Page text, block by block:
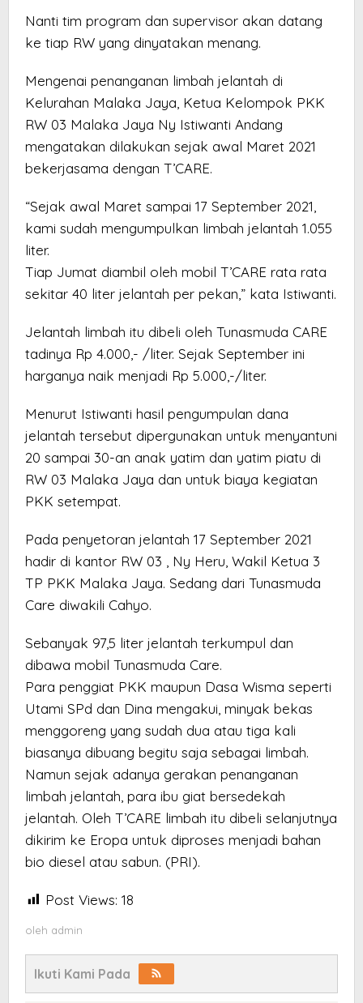
Nanti tim program dan supervisor akan datang
ke tiap RW yang dinyatakan menang.
Mengenai penanganan limbah jelantah di
Kelurahan Malaka Jaya, Ketua Kelompok PKK
RW 03 Malaka Jaya Ny Istiwanti Andang
mengatakan dilakukan sejak awal Maret 2021
bekerjasama dengan T’CARE.
“Sejak awal Maret sampai 17 September 2021,
kami sudah mengumpulkan limbah jelantah 1.055
liter.
Tiap Jumat diambil oleh mobil T’CARE rata rata
sekitar 40 liter jelantah per pekan,” kata Istiwanti.
Jelantah limbah itu dibeli oleh Tunasmuda CARE
tadinya Rp 4.000,- /liter. Sejak September ini
harganya naik menjadi Rp 5.000,-/liter.
Menurut Istiwanti hasil pengumpulan dana
jelantah tersebut dipergunakan untuk menyantuni
20 sampai 30-an anak yatim dan yatim piatu di
RW 03 Malaka Jaya dan untuk biaya kegiatan
PKK setempat.
Pada penyetoran jelantah 17 September 2021
hadir di kantor RW 03 , Ny Heru, Wakil Ketua 3
TP PKK Malaka Jaya. Sedang dari Tunasmuda
Care diwakili Cahyo.
Sebanyak 97,5 liter jelantah terkumpul dan
dibawa mobil Tunasmuda Care.
Para penggiat PKK maupun Dasa Wisma seperti
Utami SPd dan Dina mengakui, minyak bekas
menggoreng yang sudah dua atau tiga kali
biasanya dibuang begitu saja sebagai limbah.
Namun sejak adanya gerakan penanganan
limbah jelantah, para ibu giat bersedekah
jelantah. Oleh T’CARE limbah itu dibeli selanjutnya
dikirim ke Eropa untuk diproses menjadi bahan
bio diesel atau sabun. (PRI).
Post Views: 18
oleh admin
Ikuti Kami Pada